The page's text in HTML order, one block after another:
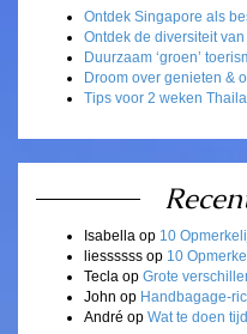
Ontdek Singapore als
Ontdek de diversiteit
Duurzaam ‘groen’
Droom over genieten &
Tips voor 2 weken
Isabella op 10
liessssss op 10
Tecla op Grote
John op Handbagage-
André op Wat te doen